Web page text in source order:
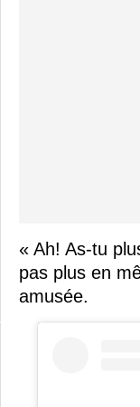
« Ah! As-tu
pas plus en
amusée.